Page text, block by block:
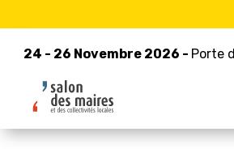
24 - 26 Novembre 2026 - Porte
24 - 26 Novembre 2026 - Porte
Retour à la liste des exposants
STREAMWIDE